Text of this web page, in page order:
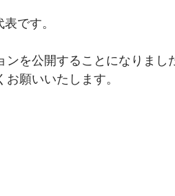
代表です。
を公開することになりまし
願いいたします。